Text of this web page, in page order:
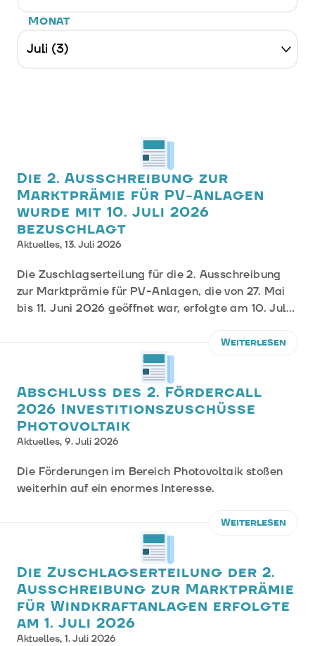
Monat
Die 2. Ausschreibung zur
Marktprämie für PV-Anlagen
wurde mit 10. Juli 2026
bezuschlagt
Aktuelles, 13. Juli 2026
Die Zuschlagserteilung für die 2. Ausschreibung
zur Marktprämie für PV-Anlagen, die von 27. Mai
bis 11. Juni 2026 geöffnet war, erfolgte am 10. Juli
Weiterlesen
Abschluss des 2. Fördercall
2026 Investitionszuschüsse
Photovoltaik
Aktuelles, 9. Juli 2026
Die Förderungen im Bereich Photovoltaik stoßen
weiterhin auf ein enormes Interesse.
Weiterlesen
Die Zuschlagserteilung der 2.
Ausschreibung zur Marktprämie
für Windkraftanlagen erfolgte
am 1. Juli 2026
Aktuelles, 1. Juli 2026